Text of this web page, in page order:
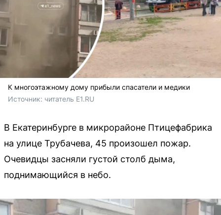
К многоэтажному дому прибыли спасатели и медики
Источник: читатель Е1.RU
В Екатеринбурге в микрорайоне Птицефабрика
на улице Трубачева, 45 произошел пожар.
Очевидцы засняли густой столб дыма,
поднимающийся в небо.